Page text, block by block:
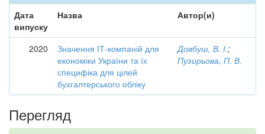
Дата
випуску
Назва Автор(и)
2020
Значення ІТ-компаній для
економіки України та їх
специфіка для цілей
бухгалтерського обліку
Довбуш, В. І.;
Пузирьова, П. В.
Перегляд